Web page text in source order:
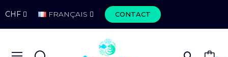
CHF FRANÇAIS CONTACT